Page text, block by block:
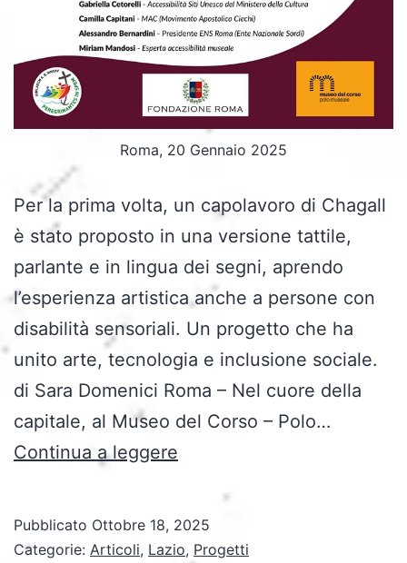
Roma, 20 Gennaio 2025
Per la prima volta, un capolavoro di Chagall
è stato proposto in una versione tattile,
parlante e in lingua dei segni, aprendo
l’esperienza artistica anche a persone con
disabilità sensoriali. Un progetto che ha
unito arte, tecnologia e inclusione sociale.
di Sara Domenici Roma – Nel cuore della
capitale, al Museo del Corso – Polo…
Continua a leggere
di
Pubblicato Ottobre 18, 2025
Categorie: Articoli, Lazio, Progetti